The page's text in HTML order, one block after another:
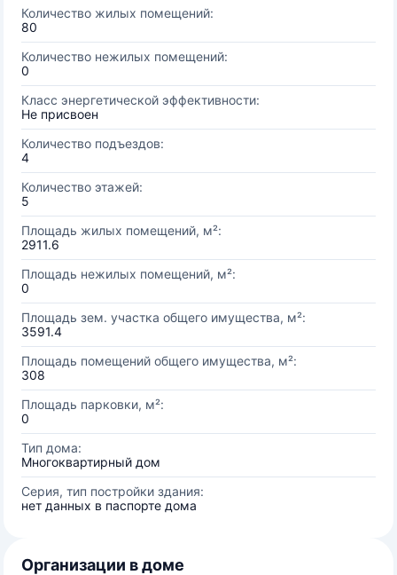
Количество жилых помещений:
80
Количество нежилых помещений:
0
Класс энергетической эффективности:
Не присвоен
Количество подъездов:
4
Количество этажей:
5
Площадь жилых помещений, м²:
2911.6
Площадь нежилых помещений, м²:
0
Площадь зем. участка общего имущества, м²:
3591.4
Площадь помещений общего имущества, м²:
308
Площадь парковки, м²:
0
Тип дома:
Многоквартирный дом
Серия, тип постройки здания:
нет данных в паспорте дома
Организации в доме